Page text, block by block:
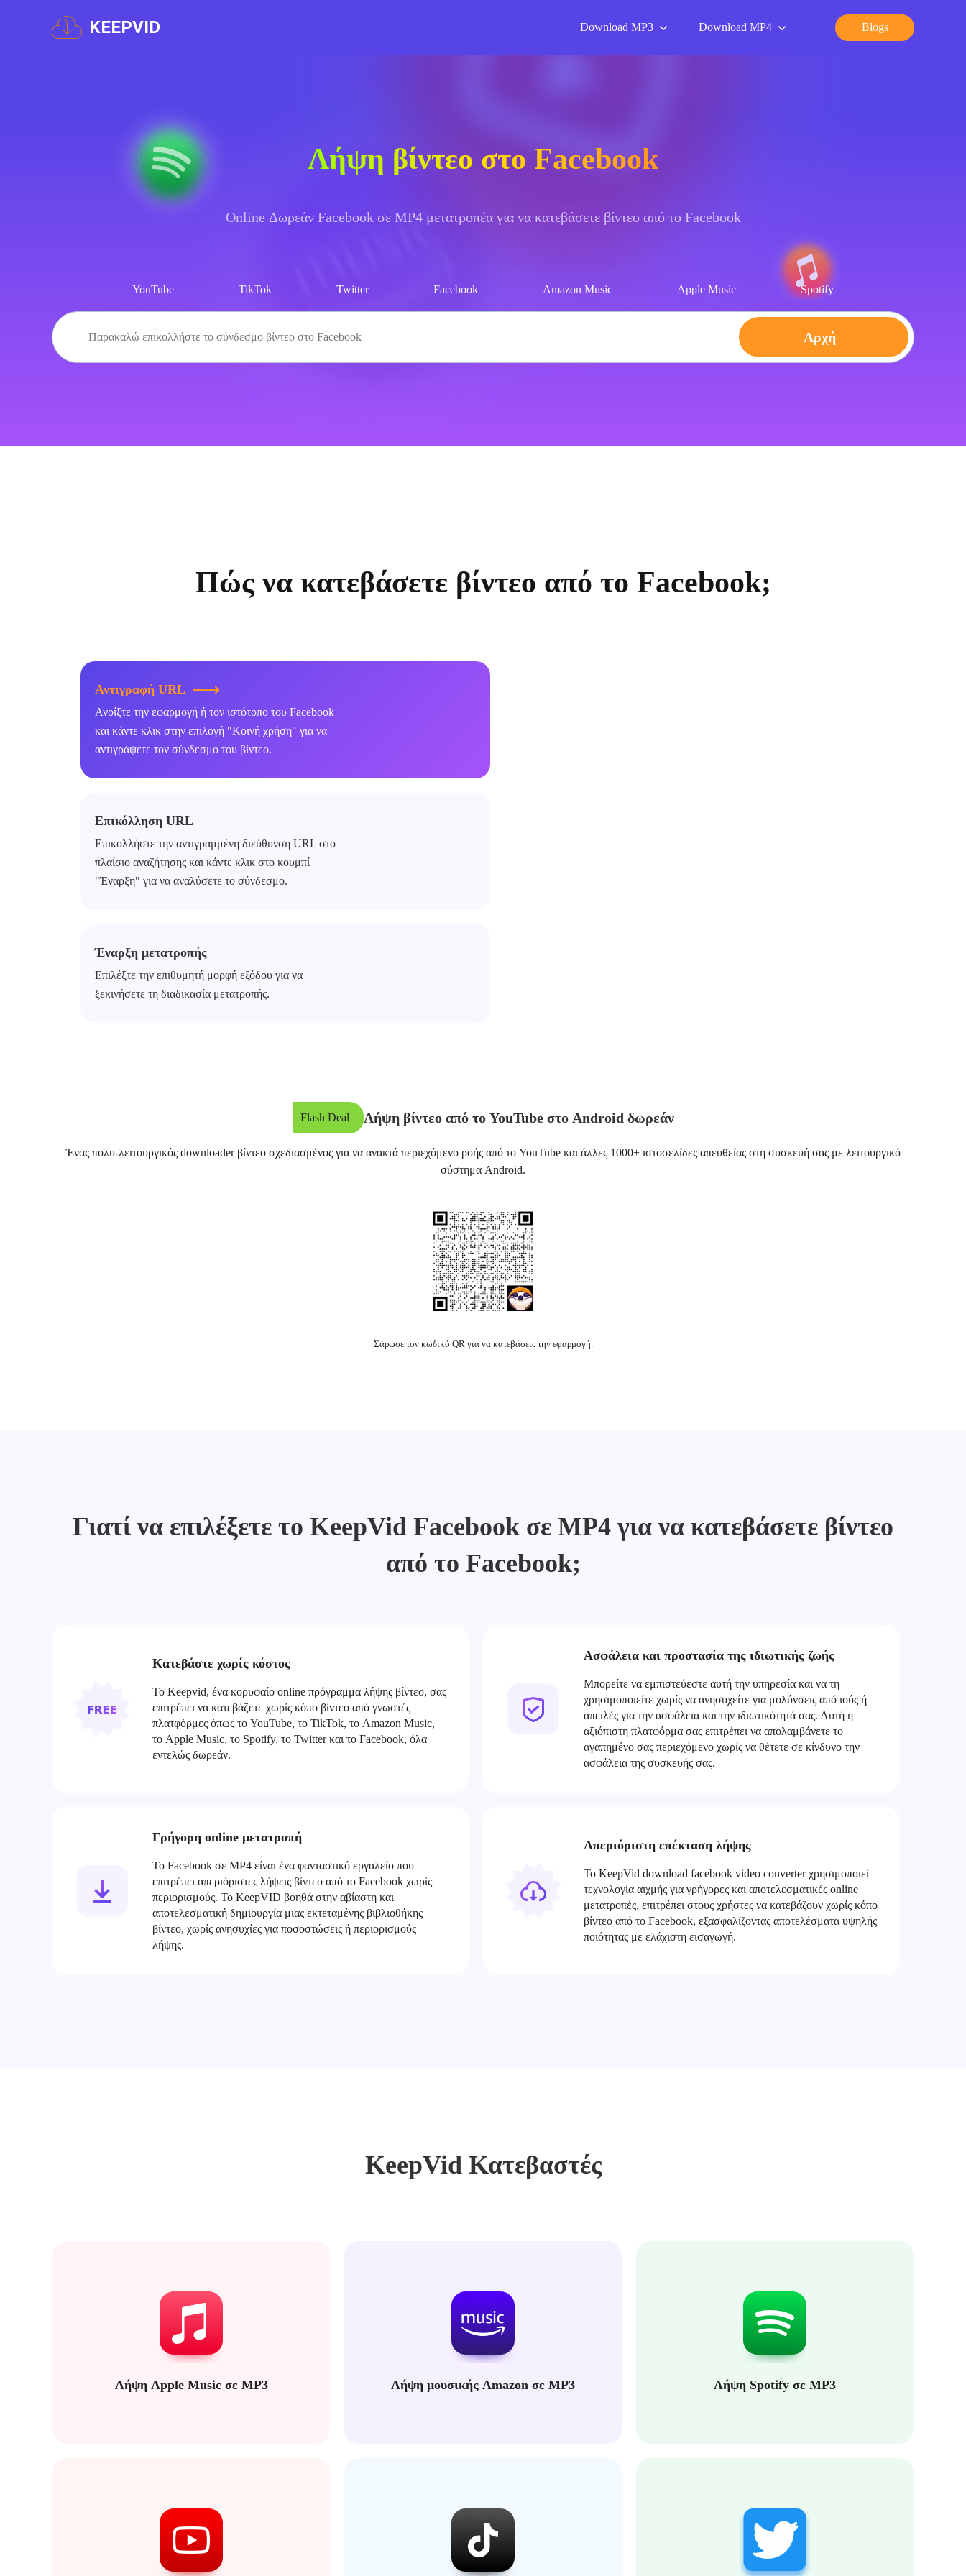
KEEPVID Download MP3 Download MP4 Blogs
Λήψη βίντεο στο Facebook
Online Δωρεάν Facebook σε MP4 μετατροπέα για να κατεβάσετε βίντεο από το Facebook
YouTube TikTok Twitter Facebook Amazon Music Apple Music Spotify
Αρχή
Πώς να κατεβάσετε βίντεο από το Facebook;
Αντιγραφή URL
Ανοίξτε την εφαρμογή ή τον ιστότοπο του Facebook
και κάντε κλικ στην επιλογή "Κοινή χρήση" για να
αντιγράψετε τον σύνδεσμο του βίντεο.
Επικόλληση URL
Επικολλήστε την αντιγραμμένη διεύθυνση URL στο
πλαίσιο αναζήτησης και κάντε κλικ στο κουμπί
"Έναρξη" για να αναλύσετε το σύνδεσμο.
Έναρξη μετατροπής
Επιλέξτε την επιθυμητή μορφή εξόδου για να
ξεκινήσετε τη διαδικασία μετατροπής.
Flash Deal Λήψη βίντεο από το YouTube στο Android δωρεάν
Ένας πολυ-λειτουργικός downloader βίντεο σχεδιασμένος για να ανακτά περιεχόμενο ροής από το YouTube και άλλες 1000+ ιστοσελίδες απευθείας στη συσκευή σας με λειτουργικό
σύστημα Android.
Σάρωσε τον κωδικό QR για να κατεβάσεις την εφαρμογή.
Γιατί να επιλέξετε το KeepVid Facebook σε MP4 για να κατεβάσετε βίντεο
από το Facebook;
Κατεβάστε χωρίς κόστος
Το Keepvid, ένα κορυφαίο online πρόγραμμα λήψης βίντεο, σας
επιτρέπει να κατεβάζετε χωρίς κόπο βίντεο από γνωστές
πλατφόρμες όπως το YouTube, το TikTok, το Amazon Music,
το Apple Music, το Spotify, το Twitter και το Facebook, όλα
εντελώς δωρεάν.
Ασφάλεια και προστασία της ιδιωτικής ζωής
Μπορείτε να εμπιστεύεστε αυτή την υπηρεσία και να τη
χρησιμοποιείτε χωρίς να ανησυχείτε για μολύνσεις από ιούς ή
απειλές για την ασφάλεια και την ιδιωτικότητά σας. Αυτή η
αξιόπιστη πλατφόρμα σας επιτρέπει να απολαμβάνετε το
αγαπημένο σας περιεχόμενο χωρίς να θέτετε σε κίνδυνο την
ασφάλεια της συσκευής σας.
Γρήγορη online μετατροπή
Το Facebook σε MP4 είναι ένα φανταστικό εργαλείο που
επιτρέπει απεριόριστες λήψεις βίντεο από το Facebook χωρίς
περιορισμούς. Το KeepVID βοηθά στην αβίαστη και
αποτελεσματική δημιουργία μιας εκτεταμένης βιβλιοθήκης
βίντεο, χωρίς ανησυχίες για ποσοστώσεις ή περιορισμούς
λήψης.
Απεριόριστη επέκταση λήψης
Το KeepVid download facebook video converter χρησιμοποιεί
τεχνολογία αιχμής για γρήγορες και αποτελεσματικές online
μετατροπές, επιτρέπει στους χρήστες να κατεβάζουν χωρίς κόπο
βίντεο από το Facebook, εξασφαλίζοντας αποτελέσματα υψηλής
ποιότητας με ελάχιστη εισαγωγή.
KeepVid Κατεβαστές
Λήψη Apple Music σε MP3 Λήψη μουσικής Amazon σε MP3 Λήψη Spotify σε MP3